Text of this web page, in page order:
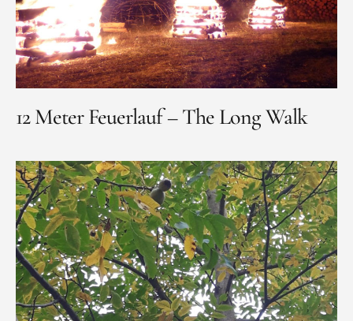
12 Meter Feuerlauf – The Long Walk